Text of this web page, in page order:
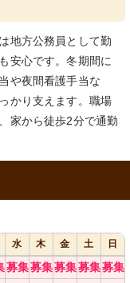
地方公務員として勤
安心です。冬期間に
や夜間看護手当な
かり支えます。職場
家から徒歩2分で通勤
水 木 金 土
日
募集募集募集募集募集